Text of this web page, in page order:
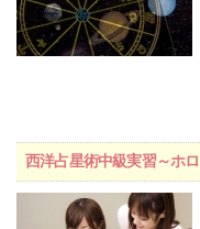
西洋占星術中級実習～ホ